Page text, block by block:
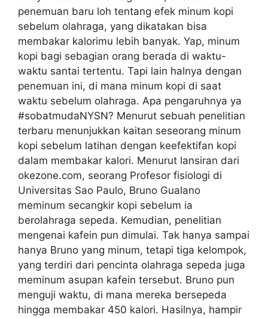
penemuan baru loh tentang efek minum kopi
sebelum olahraga, yang dikatakan bisa
membakar kalorimu lebih banyak. Yap, minum
kopi bagi sebagian orang berada di waktu-
waktu santai tertentu. Tapi lain halnya dengan
penemuan ini, di mana minum kopi di saat
waktu sebelum olahraga. Apa pengaruhnya ya
#sobatmudaNYSN? Menurut sebuah penelitian
terbaru menunjukkan kaitan seseorang minum
kopi sebelum latihan dengan keefektifan kopi
dalam membakar kalori. Menurut lansiran dari
okezone.com, seorang Profesor fisiologi di
Universitas Sao Paulo, Bruno Gualano
meminum secangkir kopi sebelum ia
berolahraga sepeda. Kemudian, penelitian
mengenai kafein pun dimulai. Tak hanya sampai
hanya Bruno yang minum, tetapi tiga kelompok,
yang terdiri dari pencinta olahraga sepeda juga
meminum asupan kafein tersebut. Bruno pun
menguji waktu, di mana mereka bersepeda
hingga membakar 450 kalori. Hasilnya, hampir